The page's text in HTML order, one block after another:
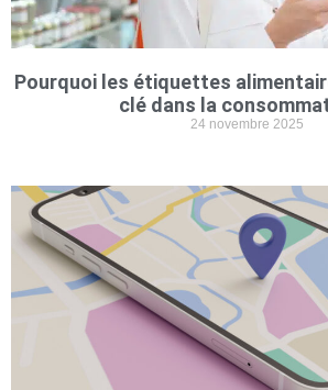
Pourquoi les étiquettes
clé dans la
24 novembre 2025